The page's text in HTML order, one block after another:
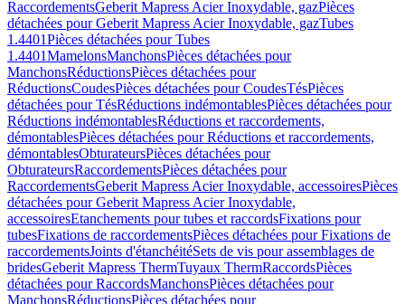
RaccordementsGeberit Mapress Acier Inoxydable, gazPièces
détachées pour Geberit Mapress Acier Inoxydable, gazTubes
1.4401Pièces détachées pour Tubes
1.4401MamelonsManchonsPièces détachées pour
ManchonsRéductionsPièces détachées pour
RéductionsCoudesPièces détachées pour CoudesTésPièces
détachées pour TésRéductions indémontablesPièces détachées pour
Réductions indémontablesRéductions et raccordements,
démontablesPièces détachées pour Réductions et raccordements,
démontablesObturateursPièces détachées pour
ObturateursRaccordementsPièces détachées pour
RaccordementsGeberit Mapress Acier Inoxydable, accessoiresPièces
détachées pour Geberit Mapress Acier Inoxydable,
accessoiresEtanchements pour tubes et raccordsFixations pour
tubesFixations de raccordementsPièces détachées pour Fixations de
raccordementsJoints d'étanchéitéSets de vis pour assemblages de
bridesGeberit Mapress ThermTuyaux ThermRaccordsPièces
détachées pour RaccordsManchonsPièces détachées pour
ManchonsRéductionsPièces détachées pour